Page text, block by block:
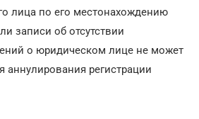
лица по его местонахождению
записи об отсутствии
о юридическом лице не может
регистрации